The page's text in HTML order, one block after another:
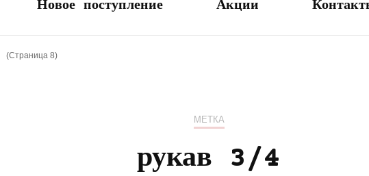
Новое поступление Акции
(Страница 8)
МЕТКА
рукав 3/4